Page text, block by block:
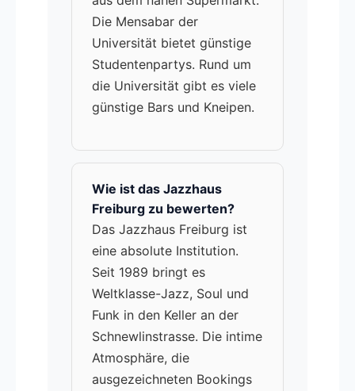
Die Mensabar der
Universität bietet günstige
Studentenpartys. Rund um
die Universität gibt es viele
günstige Bars und Kneipen.
Wie ist das Jazzhaus
Freiburg zu bewerten?
Das Jazzhaus Freiburg ist
eine absolute Institution.
Seit 1989 bringt es
Weltklasse-Jazz, Soul und
Funk in den Keller an der
Schnewlinstrasse. Die intime
Atmosphäre, die
ausgezeichneten Bookings